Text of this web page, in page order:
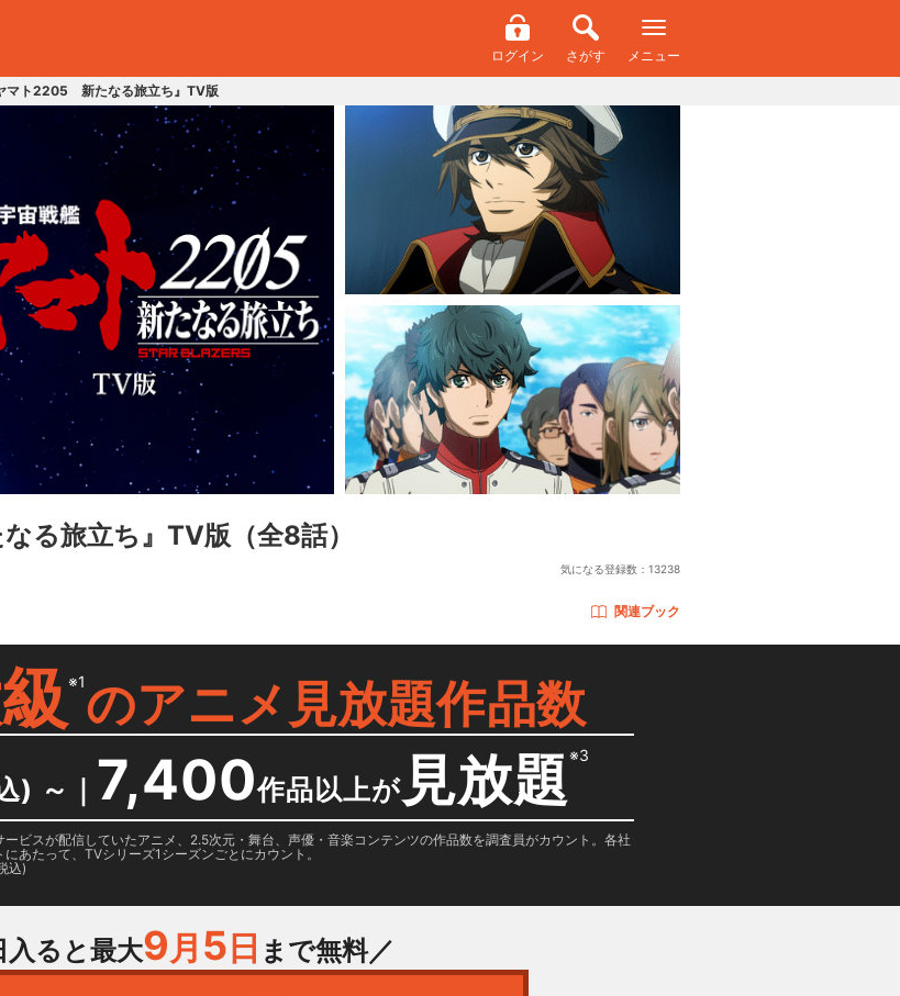
ログイン さがす メニュー
マト2205 新たなる旅立ち』TV版
る旅立ち』TV版 （全8話）
気になる登録数： 13238
関連ブック
※1のアニメ見放題作品数
) ～ ｜ 7,400作品以上が 見放題※3
ビスが配信していたアニメ、2.5次元・舞台、声優・音楽コンテンツの作品数を調査員がカウント。各社
あたって、TVシリーズ1シーズンごとにカウント。
込)
入ると最大9月 5 日 まで無料／